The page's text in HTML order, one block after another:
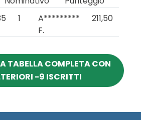
1
A*********
F.
211,50
TABELLA COMPLETA CON
-9 ISCRITTI